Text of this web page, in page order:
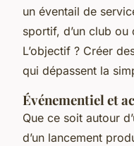
un éventail de
sportif, d’un club ou
L’objectif ? Créer
qui dépassent la
Événementiel et
Que ce soit autour
d’un lancement